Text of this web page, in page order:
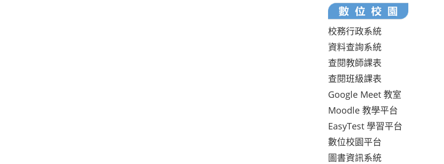
校務行政系統
資料查詢系統
查閱教師課表
查閱班級課表
Google Meet 教室
Moodle 教學平台
EasyTest 學習平台
數位校園平台
圖書資訊系統